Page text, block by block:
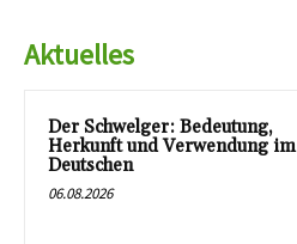
Aktuelles
Der Schwelger: Bedeutung,
Herkunft und Verwendung im
Deutschen
06.08.2026